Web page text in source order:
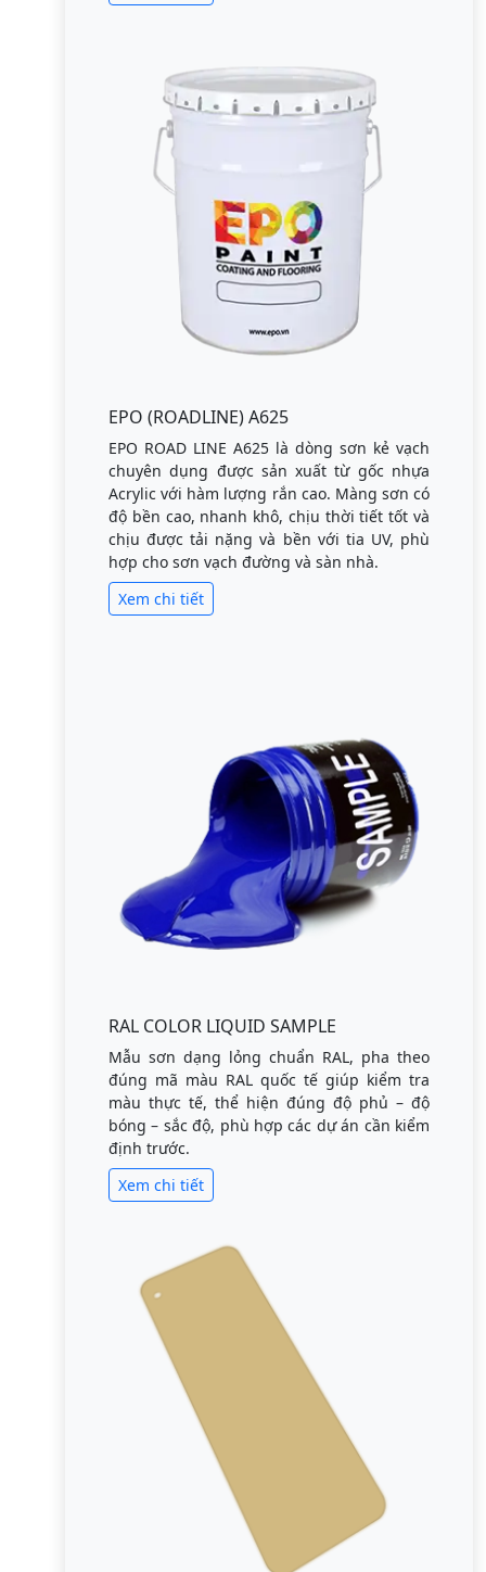
EPO (ROADLINE) A625
EPO ROAD LINE A625 là dòng sơn kẻ vạch
chuyên dụng được sản xuất từ gốc nhựa
Acrylic với hàm lượng rắn cao. Màng sơn có
độ bền cao, nhanh khô, chịu thời tiết tốt và
chịu được tải nặng và bền với tia UV, phù
hợp cho sơn vạch đường và sàn nhà.
Xem chi tiết
RAL COLOR LIQUID SAMPLE
Mẫu sơn dạng lỏng chuẩn RAL, pha theo
đúng mã màu RAL quốc tế giúp kiểm tra
màu thực tế, thể hiện đúng độ phủ – độ
bóng – sắc độ, phù hợp các dự án cần kiểm
định trước.
Xem chi tiết